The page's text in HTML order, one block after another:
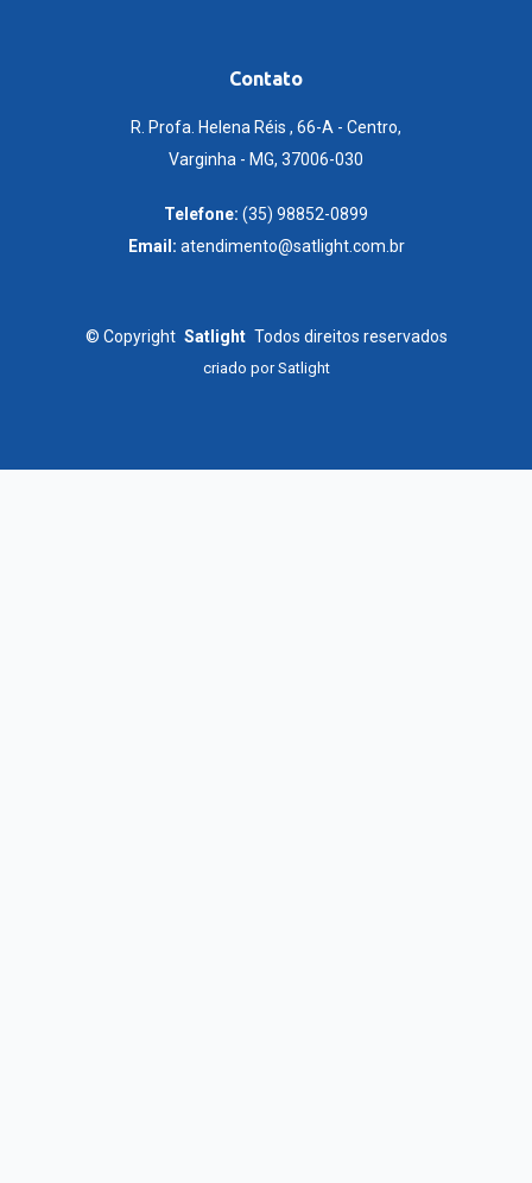
Contato
R. Profa. Helena Réis , 66-A - Centro,
Varginha - MG, 37006-030
Telefone: (35) 98852-0899
Email: atendimento@satlight.com.br
© Copyright Satlight Todos direitos reservados
criado porSatlight